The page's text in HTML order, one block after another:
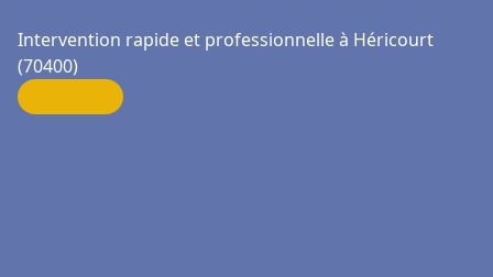
Intervention rapide et professionnelle à Héricourt
(70400)